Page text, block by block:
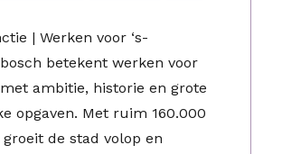
| Werken voor ‘s-
betekent werken voor
ambitie, historie en grote
opgaven. Met ruim 160.000
de stad volop en